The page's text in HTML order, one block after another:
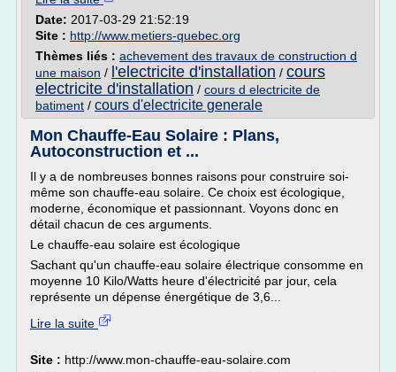
Date: 2017-03-29 21:52:19
Site : http://www.metiers-quebec.org
Thèmes liés : achevement des travaux de construction d
une maison / l'electricite d'installation / cours
electricite d'installation / cours d electricite de
batiment / cours d'electricite generale
Mon Chauffe-Eau Solaire : Plans,
Autoconstruction et ...
Il y a de nombreuses bonnes raisons pour construire soi-
même son chauffe-eau solaire. Ce choix est écologique,
moderne, économique et passionnant. Voyons donc en
détail chacun de ces arguments.
Le chauffe-eau solaire est écologique
Sachant qu'un chauffe-eau solaire électrique consomme en
moyenne 10 Kilo/Watts heure d'électricité par jour, cela
représente un dépense énergétique de 3,6...
Lire la suite
Site : http://www.mon-chauffe-eau-solaire.com